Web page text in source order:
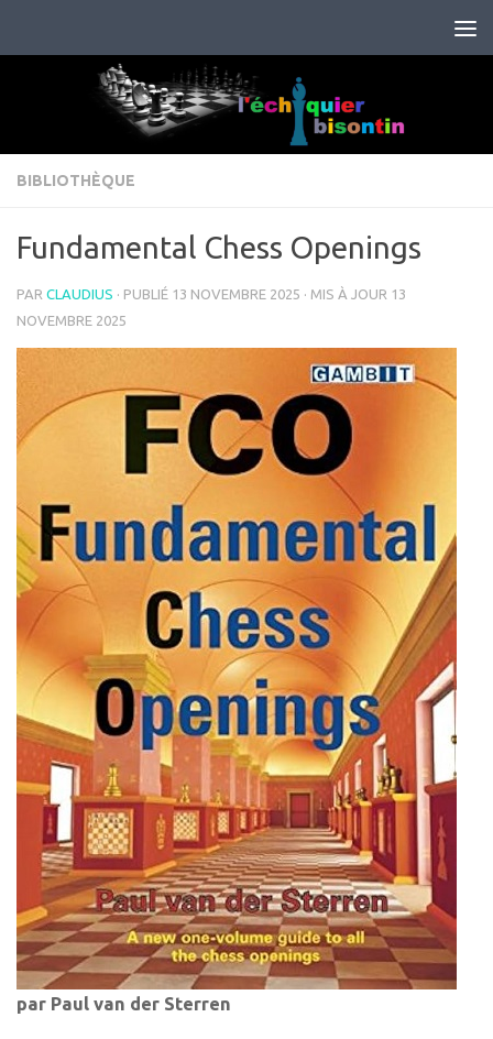
BIBLIOTHÈQUE
Fundamental Chess Openings
PAR CLAUDIUS · PUBLIÉ 13 NOVEMBRE 2025 · MIS À JOUR 13
NOVEMBRE 2025
par Paul van der Sterren